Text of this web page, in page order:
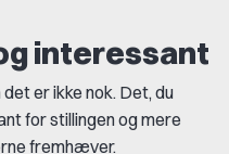
interessant
er ikke nok. Det, du
for stillingen og mere
fremhæver.